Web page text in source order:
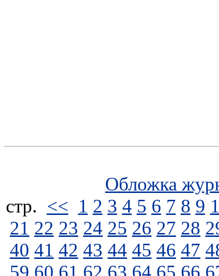
Обложка
стp. << 1 2 3 4 5 6 7 8 9
21 22 23 24 25 26 27 28
40 41 42 43 44 45 46 47